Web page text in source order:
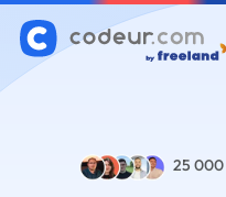
25 000